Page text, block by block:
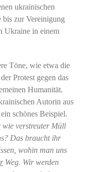
ukrainischen
zur Vereinigung
Ukraine in einem
Töne, wie etwa die
Protest gegen das
Humanität.
Autorin aus
schönes Beispiel.
wie verstreuter Müll
Das braucht ihr
wohin man uns
Weg. Wir werden